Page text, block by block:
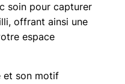
soin pour capturer
offrant ainsi une
espace
et son motif